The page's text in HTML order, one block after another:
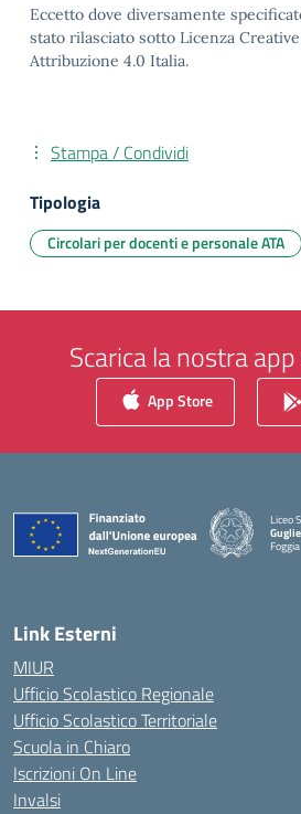
Eccetto dove diversamente
stato rilasciato sotto Licenza
Attribuzione 4.0 Italia.
Stampa / Condividi
Tipologia
Circolari per docenti e personale ATA
Scarica la nostra
App Store
Liceo
Foggia
—
Link Esterni
MIUR
Ufficio Scolastico Regionale
Ufficio Scolastico Territoriale
Scuola in Chiaro
Iscrizioni On Line
Invalsi